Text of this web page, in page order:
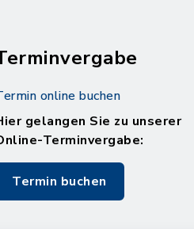
online buchen
gelangen Sie zu unserer
Terminvergabe:
Termin buchen